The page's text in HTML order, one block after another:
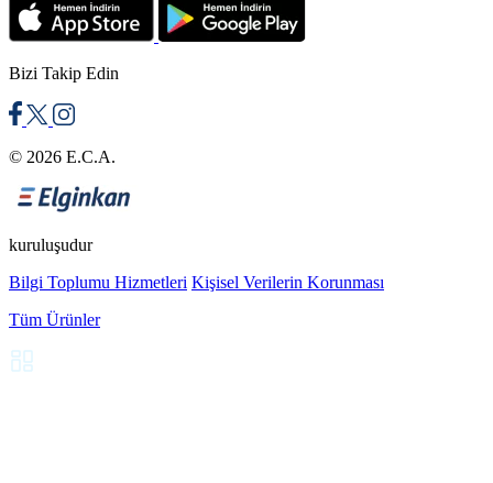
Farklı yıldız kategorilerindeki tesislerin ihtiyaçlarına ve iç
mimari tarzlarına eksiksiz yanıt veren çok çeşitli
aksesuarları işlevlerine göre alt başlıklarda
detaylandırıyoruz.
Güvenli ve Ergonomik Açılı Tutamaklar
Açılı tutamaklar; duş, küvet veyaklozetyanlarına monte
ettiğimiz, misafirlerin kaygan zeminlerde güvenle hareket
Bizi Takip Edin
© 2026 E.C.A.
kuruluşudur
Bilgi Toplumu Hizmetleri Kişisel Verilerin Korunması
Tüm Ürünler